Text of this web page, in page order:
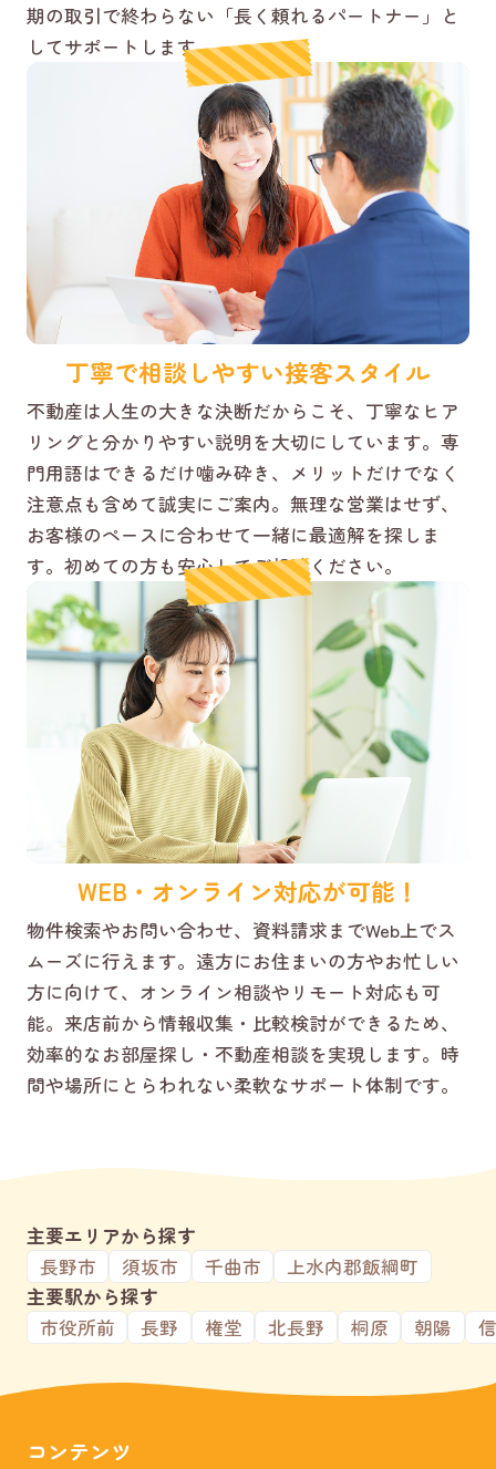
期の取引で終わらない「長く頼れるパートナー」と
してサポートします。
丁寧で相談しやすい接客スタイル
不動産は人生の大きな決断だからこそ、丁寧なヒア
リングと分かりやすい説明を大切にしています。専
門用語はできるだけ噛み砕き、メリットだけでなく
注意点も含めて誠実にご案内。無理な営業はせず、
お客様のペースに合わせて一緒に最適解を探しま
す。初めての方も安心してご相談ください。
WEB・オンライン対応が可能！
物件検索やお問い合わせ、資料請求までWeb上でス
ムーズに行えます。遠方にお住まいの方やお忙しい
方に向けて、オンライン相談やリモート対応も可
能。来店前から情報収集・比較検討ができるため、
効率的なお部屋探し・不動産相談を実現します。時
間や場所にとらわれない柔軟なサポート体制です。
主要エリアから探す
長野市
須坂市 千曲市
上水内郡飯綱町
主要駅から探す
市役所前
長野 権堂 北長野 桐原 朝陽
コンテンツ